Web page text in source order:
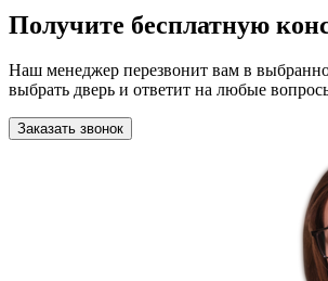
Получите бесплатную
Наш менеджер перезвонит вам в
выбрать дверь и ответит на любые
Заказать звонок